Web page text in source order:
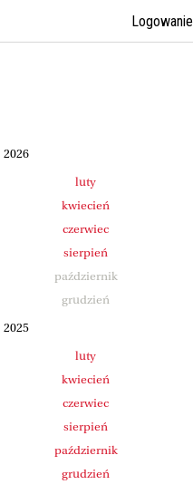
Logowanie
2026
luty
kwiecień
czerwiec
sierpień
październik
grudzień
2025
luty
kwiecień
czerwiec
sierpień
październik
grudzień